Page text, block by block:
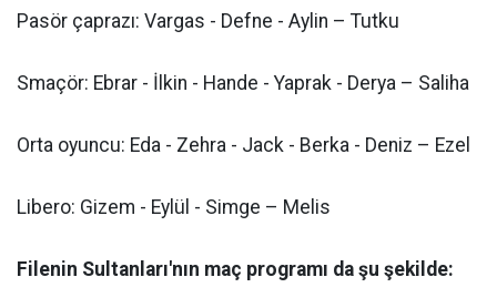
Pasör çaprazı: Vargas - Defne - Aylin – Tutku
Smaçör: Ebrar - İlkin - Hande - Yaprak - Derya – Saliha
Orta oyuncu: Eda - Zehra - Jack - Berka - Deniz – Ezel
Libero: Gizem - Eylül - Simge – Melis
Filenin Sultanları'nın maç programı da şu şekilde: